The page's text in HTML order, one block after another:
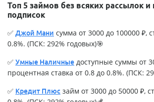
Топ 5 займов без всяких рассылок и
подписок
✅ Джой Мани сумма от 3000 до 100000 ₽,
0.8%. (ПСК: 292% годовых)🎯
✅ Умные Наличные доступные суммы от
процентная ставка от 0.8 до 0.8%. (ПСК:
✅ Кредит Плюс займ от 3000 до 50000 ₽,